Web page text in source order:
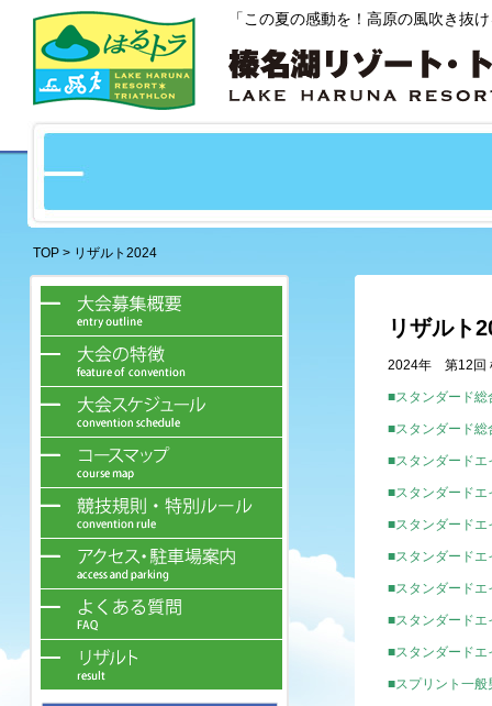
「この夏の感動を！高原の風吹き抜
TOP > リザルト2024
リザルト
2024年 第12回
■スタンダード総
■スタンダード総
■スタンダード
■スタンダード
■スタンダード
■スタンダード
■スタンダード
■スタンダード
■スタンダード
■スプリント一般